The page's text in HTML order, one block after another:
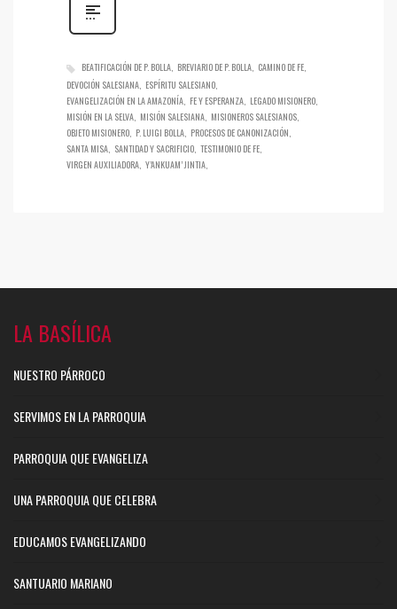
BEATIFICACIÓN DE P. BOLLA BREVIARIO DE P. BOLLA CAMINO DE FE
DEVOCIÓN SALESIANA ESPÍRITU SALESIANO
EVANGELIZACIÓN EN LA AMAZONÍA FE Y ESPERANZA LEGADO MISIONERO
MISIÓN EN LA SELVA MISIÓN SALESIANA MISIONEROS SALESIANOS
OBJETO MISIONERO P. LUIGI BOLLA PROCESOS DE CANONIZACIÓN
SANTA MISA SANTIDAD Y SACRIFICIO TESTIMONIO DE FE
VIRGEN AUXILIADORA Y’ANKUAM’ JINTIA
LA BASÍLICA
NUESTRO PÁRROCO
SERVIMOS EN LA PARROQUIA
PARROQUIA QUE EVANGELIZA
UNA PARROQUIA QUE CELEBRA
EDUCAMOS EVANGELIZANDO
SANTUARIO MARIANO